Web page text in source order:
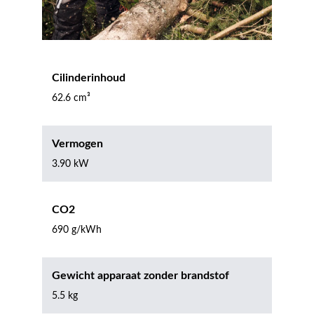
Cilinderinhoud
62.6 cm³
Vermogen
3.90 kW
CO2
690 g/kWh
Gewicht apparaat zonder brandstof
5.5 kg